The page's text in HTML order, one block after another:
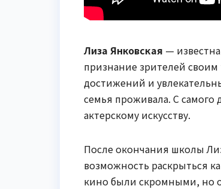
Лиза Янковская —
признание зрителей
достижений и
семья проживала. С самого
актерскому искусству.
После окончания школы
возможность раскрыться
кино были скромными, но